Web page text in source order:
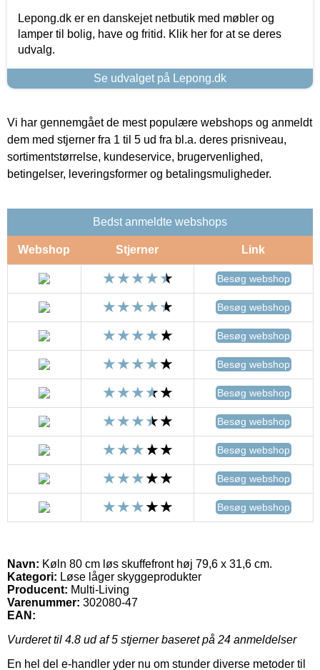
Lepong.dk er en danskejet netbutik med møbler og
lamper til bolig, have og fritid. Klik her for at se deres
udvalg.
Se udvalget på Lepong.dk
Vi har gennemgået de mest populære webshops og anmeldt
dem med stjerner fra 1 til 5 ud fra bl.a. deres prisniveau,
sortimentstørrelse, kundeservice, brugervenlighed,
betingelser, leveringsformer og betalingsmuligheder.
Bedst anmeldte webshops
Webshop Stjerner Link
Besøg webshop
Besøg webshop
Besøg webshop
Besøg webshop
Besøg webshop
Besøg webshop
Besøg webshop
Besøg webshop
Besøg webshop
Navn: Køln 80 cm løs skuffefront høj 79,6 x 31,6 cm.
Kategori: Løse låger skyggeprodukter
Producent: Multi-Living
Varenummer: 302080-47
EAN:
Vurderet til 4.8 ud af 5 stjerner baseret på 24 anmeldelser
En hel del e-handler yder nu om stunder diverse metoder til